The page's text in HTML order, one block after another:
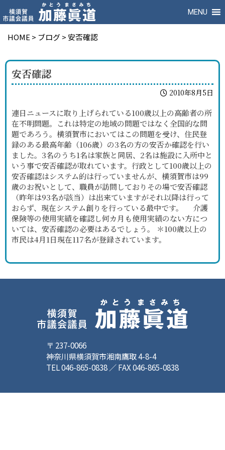
MENU
HOME > ブログ>安否確認
安否確認
2010年8月5日
連日ニュースに取り上げられている100歳以上の高齢者の所
在不明問題。これは特定の地域の問題ではなく全国的な問
題であろう。横須賀市においてはこの問題を受け、住民登
録のある最高年齢（106歳）の3名の方の安否か確認を行い
ました。3名のうち1名は家族と同居、2名は施設に入所中と
いう事で安否確認が取れています。行政として100歳以上の
安否確認はシステム的は行っていませんが、横須賀市は99
歳のお祝いとして、職員が訪問しておりその場で安否確認
（昨年は93名が該当）は出来ていますがそれ以降は行って
おらず、現在システム創りを行っている最中です。 介護
保険等の使用実績を確認し何カ月も使用実績のない方につ
いては、安否確認の必要はあるでしょう。 ＊100歳以上の
市民は4月1日現在117名が登録されています。
〒 237-0066
神奈川県横須賀市湘南鷹取 4-8-4
TEL 046-865-0838 ／ FAX 046-865-0838